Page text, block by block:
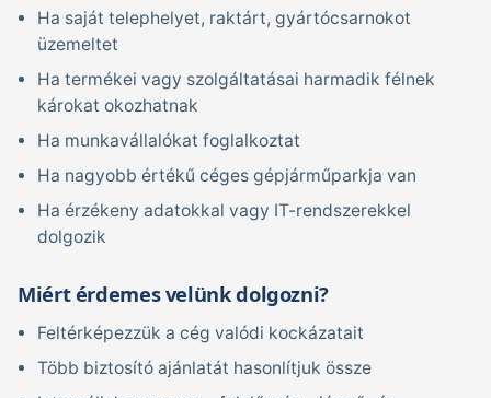
Ha saját telephelyet, raktárt, gyártócsarnokot
üzemeltet
Ha termékei vagy szolgáltatásai harmadik félnek
károkat okozhatnak
Ha munkavállalókat foglalkoztat
Ha nagyobb értékű céges gépjárműparkja van
Ha érzékeny adatokkal vagy IT-rendszerekkel
dolgozik
Miért érdemes velünk dolgozni?
Feltérképezzük a cég valódi kockázatait
Több biztosító ajánlatát hasonlítjuk össze